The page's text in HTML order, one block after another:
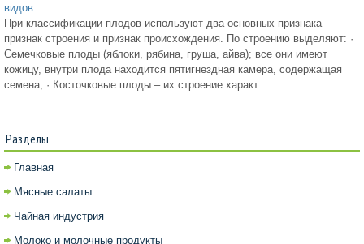
видов
При классификации плодов используют два основных признака –
признак строения и признак происхождения. По строению выделяют: ·
Семечковые плоды (яблоки, рябина, груша, айва); все они имеют
кожицу, внутри плода находится пятигнездная камера, содержащая
семена; · Косточковые плоды – их строение характ ...
Разделы
Главная
Мясные салаты
Чайная индустрия
Молоко и молочные продукты